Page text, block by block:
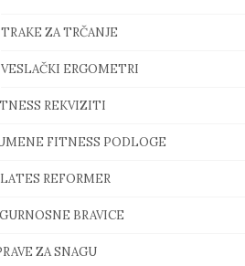
TRAKE ZA TRČANJE
VESLAČKI ERGOMETRI
REKVIZITI
FITNESS PODLOGE
REFORMER
BRAVICE
ZA SNAGU